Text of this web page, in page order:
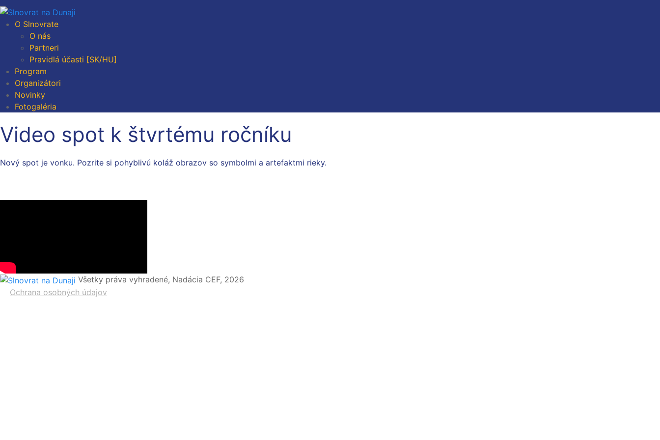
O Slnovrate
O nás
Partneri
Pravidlá účasti [SK/HU]
Program
Organizátori
Novinky
Fotogaléria
Video spot k štvrtému ročníku
Nový spot je vonku. Pozrite si pohyblivú koláž obrazov so symbolmi a artefaktmi rieky.
Všetky práva vyhradené, Nadácia CEF, 2026
Ochrana osobných údajov